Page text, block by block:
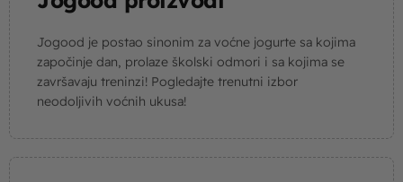
Jogood je postao sinonim za voćne jogurte sa kojima
započinje dan, prolaze školski odmori i sa kojima se
završavaju treninzi! Pogledajte trenutni izbor
neodoljivih voćnih ukusa!